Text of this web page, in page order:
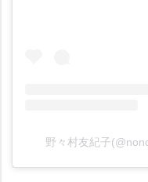
野々村友紀子